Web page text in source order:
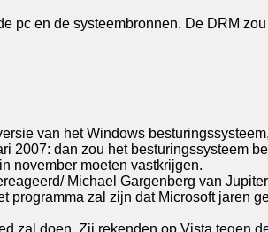
pc en de systeembronnen. De DRM
van het Windows
2007: dan zou het besturingssysteem
november moeten vastkrijgen.
Michael Gargenberg van
zal zijn dat Microsoft jaren
zal doen. Zij rekenden op Vista tegen